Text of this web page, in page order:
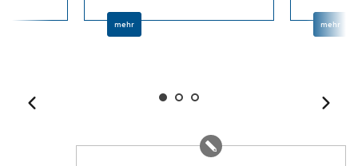
mehr mehr